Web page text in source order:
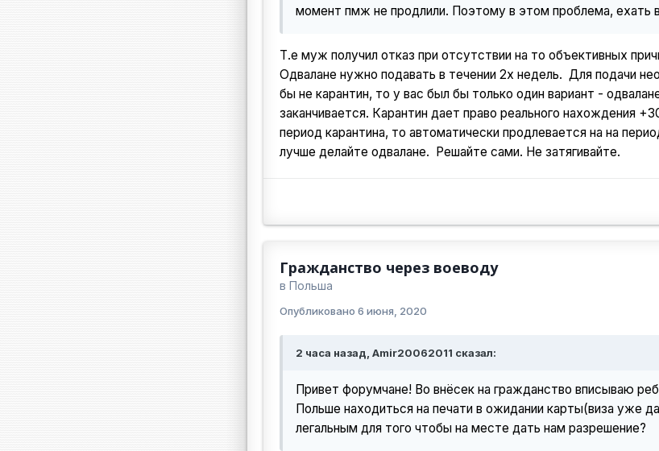
момент пмж не продлили. Поэтому в этом проблема, ехать
Т.е муж получил отказ при отсутствии на то объективных
Одвалане нужно подавать в течении 2х недель. Для подачи
бы не карантин, то у вас был бы только один вариант -
заканчивается. Карантин дает право реального нахождения
период карантина, то автоматически продлевается на на
лучше делайте одвалане. Решайте сами. Не затягивайте.
Гражданство через воеводу
в Польша
Опубликовано 6 июня, 2020
2 часа назад, Amir20062011 сказал:
Привет форумчане! Во внёсек на гражданство вписываю
Польше находиться на печати в ожидании карты(виза уже
легальным для того чтобы на месте дать нам разрешение?